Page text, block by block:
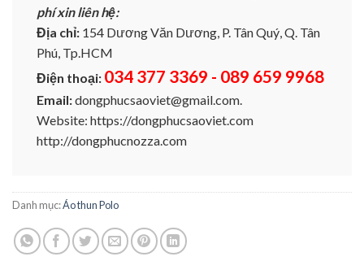
phí xin liên hệ:
Địa chỉ: 154 Dương Văn Dương, P. Tân Quý, Q. Tân
Phú, Tp.HCM
Điện thoại: 034 377 3369 - 089 659 9968
Email:dongphucsaoviet@gmail.com.
Website: https://dongphucsaoviet.com
http://dongphucnozza.com
Danh mục:Áo thun Polo